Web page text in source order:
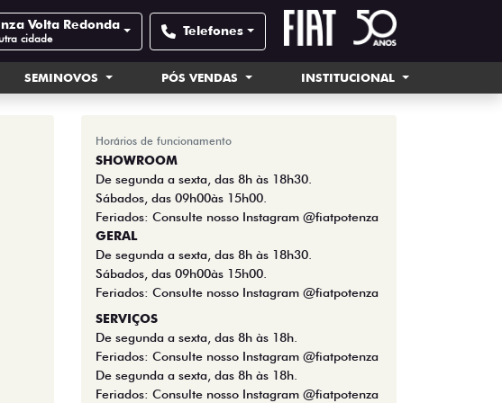
Volta Redonda
cidade Telefones
SEMINOVOS PÓS VENDAS INSTITUCIONAL
Horários de funcionamento
SHOWROOM
De segunda a sexta, das 8h às 18h30.
Sábados, das 09h00às 15h00.
Feriados: Consulte nosso Instagram @fiatpotenza
GERAL
De segunda a sexta, das 8h às 18h30.
Sábados, das 09h00às 15h00.
Feriados: Consulte nosso Instagram @fiatpotenza
SERVIÇOS
De segunda a sexta, das 8h às 18h.
Feriados: Consulte nosso Instagram @fiatpotenza
De segunda a sexta, das 8h às 18h.
Feriados: Consulte nosso Instagram @fiatpotenza